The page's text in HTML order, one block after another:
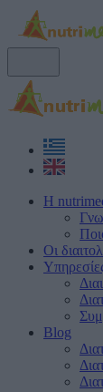
Η
Οι
Blog